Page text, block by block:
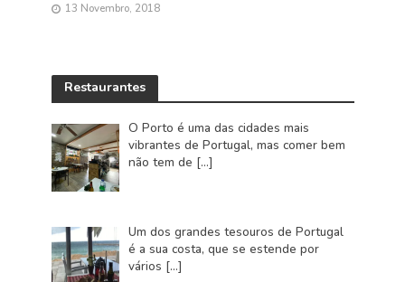
13 Novembro, 2018
Restaurantes
O Porto é uma das cidades mais
vibrantes de Portugal, mas comer bem
não tem de […]
Um dos grandes tesouros de Portugal
é a sua costa, que se estende por
vários […]